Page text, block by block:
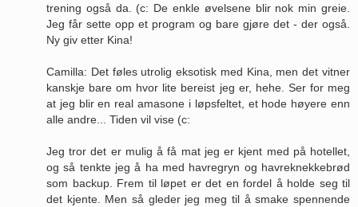
trening også da. (c: De enkle øvelsene blir nok min greie.
Jeg får sette opp et program og bare gjøre det - der også.
Ny giv etter Kina!
Camilla: Det føles utrolig eksotisk med Kina, men det vitner
kanskje bare om hvor lite bereist jeg er, hehe. Ser for meg
at jeg blir en real amasone i løpsfeltet, et hode høyere enn
alle andre... Tiden vil vise (c:
Jeg tror det er mulig å få mat jeg er kjent med på hotellet,
og så tenkte jeg å ha med havregryn og havreknekkebrød
som backup. Frem til løpet er det en fordel å holde seg til
det kjente. Men så gleder jeg meg til å smake spennende